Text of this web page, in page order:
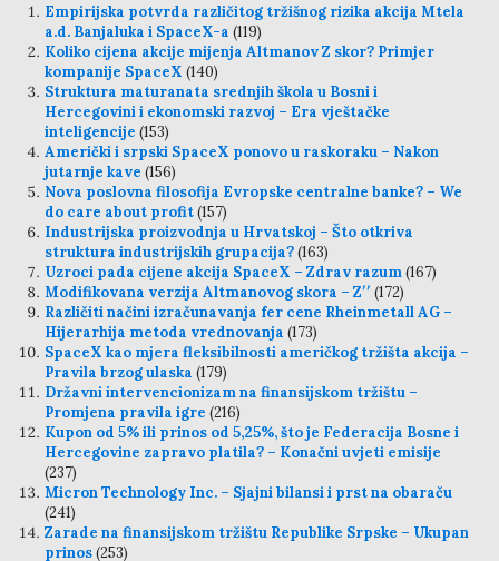
Empirijska potvrda različitog tržišnog rizika akcija Mtela
a.d. Banjaluka i SpaceX-a (119)
Koliko cijena akcije mijenja Altmanov Z skor? Primjer
kompanije SpaceX (140)
Struktura maturanata srednjih škola u Bosni i
Hercegovini i ekonomski razvoj – Era vještačke
inteligencije (153)
Američki i srpski SpaceX ponovo u raskoraku – Nakon
jutarnje kave (156)
Nova poslovna filosofija Evropske centralne banke? – We
do care about profit(157)
Industrijska proizvodnja u Hrvatskoj – Što otkriva
struktura industrijskih grupacija?(163)
Uzroci pada cijene akcija SpaceX – Zdrav razum(167)
Modifikovana verzija Altmanovog skora – Z′′ (172)
Različiti načini izračunavanja fer cene Rheinmetall AG –
Hijerarhija metoda vrednovanja (173)
SpaceX kao mjera fleksibilnosti američkog tržišta akcija –
Pravila brzog ulaska (179)
Državni intervencionizam na finansijskom tržištu –
Promjena pravila igre (216)
Kupon od 5% ili prinos od 5,25%, što je Federacija Bosne i
Hercegovine zapravo platila? – Konačni uvjeti emisije
(237)
Micron Technology Inc. – Sjajni bilansi i prst na obaraču
(241)
Zarade na finansijskom tržištu Republike Srpske – Ukupan
prinos(253)